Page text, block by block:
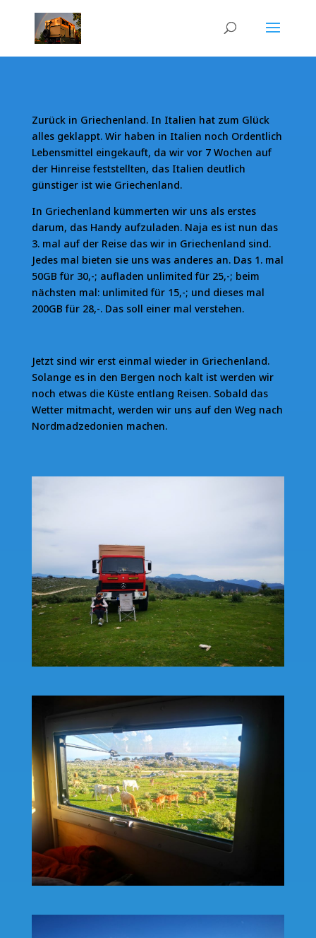
Zurück in Griechenland. In Italien hat zum Glück
alles geklappt. Wir haben in Italien noch Ordentlich
Lebensmittel eingekauft, da wir vor 7 Wochen auf
der Hinreise feststellten, das Italien deutlich
günstiger ist wie Griechenland.
In Griechenland kümmerten wir uns als erstes
darum, das Handy aufzuladen. Naja es ist nun das
3. mal auf der Reise das wir in Griechenland sind.
Jedes mal bieten sie uns was anderes an. Das 1. mal
50GB für 30,-; aufladen unlimited für 25,-; beim
nächsten mal: unlimited für 15,-; und dieses mal
200GB für 28,-. Das soll einer mal verstehen.
Jetzt sind wir erst einmal wieder in Griechenland.
Solange es in den Bergen noch kalt ist werden wir
noch etwas die Küste entlang Reisen. Sobald das
Wetter mitmacht, werden wir uns auf den Weg nach
Nordmadzedonien machen.